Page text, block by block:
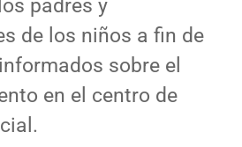
padres y
de los niños a fin de
sobre el
en el centro de